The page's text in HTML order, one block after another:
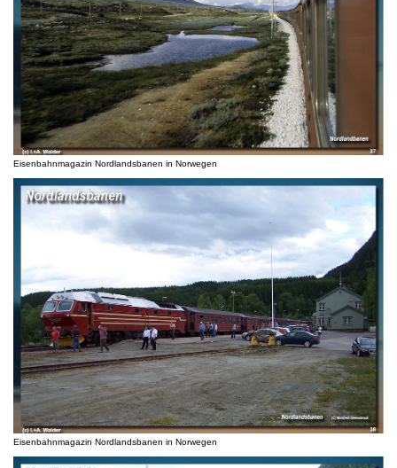
Eisenbahnmagazin Nordlandsbanen in Norwegen
Eisenbahnmagazin Nordlandsbanen in Norwegen